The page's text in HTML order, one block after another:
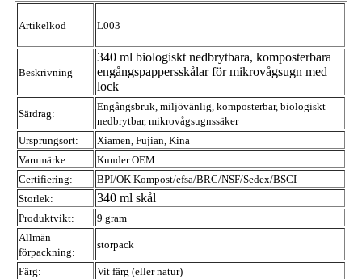
Artikelkod L003
Beskrivning
340 ml biologiskt nedbrytbara, komposterbara
engångspappersskålar för mikrovågsugn med
lock
Särdrag:
Engångsbruk, miljövänlig, komposterbar, biologiskt
nedbrytbar, mikrovågsugnssäker
Ursprungsort:
Xiamen, Fujian, Kina
Varumärke:
Kunder OEM
Certifiering:
BPI/OK Kompost/efsa/BRC/NSF/Sedex/BSCI
Storlek:
340 ml skål
Produktvikt:
9 gram
Allmän
förpackning:
storpack
Färg:
Vit färg (eller natur)